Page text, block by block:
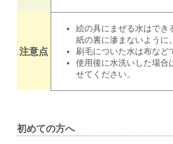
注意点
絵の具にまぜる水はでき
紙の裏に滲まないように。
刷毛についた水は布など
使用後に水洗いした場合
せてください。
初めての方へ